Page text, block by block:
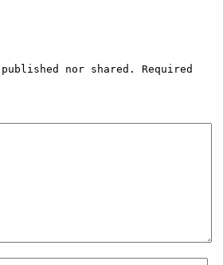
published nor shared. Required